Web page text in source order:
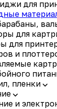
для
для
для
и
пленки
и